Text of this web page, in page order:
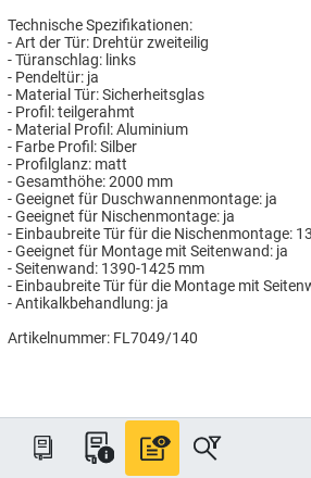
Technische Spezifikationen:
- Art der Tür: Drehtür zweiteilig
- Türanschlag: links
- Pendeltür: ja
- Material Tür: Sicherheitsglas
- Profil: teilgerahmt
- Material Profil: Aluminium
- Farbe Profil: Silber
- Profilglanz: matt
- Gesamthöhe: 2000 mm
- Geeignet für Duschwannenmontage: ja
- Geeignet für Nischenmontage: ja
- Einbaubreite Tür für die Nischenmontage:
- Geeignet für Montage mit Seitenwand: ja
- Seitenwand: 1390-1425 mm
- Einbaubreite Tür für die Montage mit
- Antikalkbehandlung: ja
Artikelnummer: FL7049/140